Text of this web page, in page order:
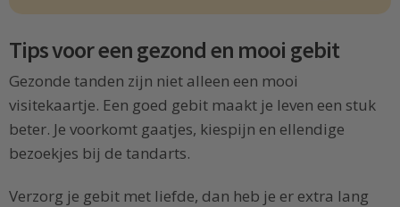
Tips voor een gezond en mooi gebit
Gezonde tanden zijn niet alleen een mooi
visitekaartje. Een goed gebit maakt je leven een stuk
beter. Je voorkomt gaatjes, kiespijn en ellendige
bezoekjes bij de tandarts.
Verzorg je gebit met liefde, dan heb je er extra lang